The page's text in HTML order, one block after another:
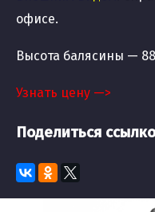
офисе.
Высота балясины —
Узнать цену —>
Поделиться